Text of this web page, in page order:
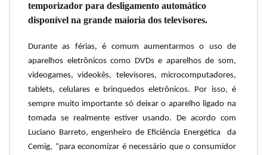
temporizador para desligamento automático
disponível na grande maioria dos televisores.
Durante as férias, é comum aumentarmos o uso de
aparelhos eletrônicos como DVDs e aparelhos de som,
videogames, videokês, televisores, microcomputadores,
tablets, celulares e brinquedos eletrônicos. Por isso, é
sempre muito importante só deixar o aparelho ligado na
tomada se realmente estiver usando. De acordo com
Luciano Barreto, engenheiro de Eficiência Energética da
Cemig, “para economizar é necessário que o consumidor